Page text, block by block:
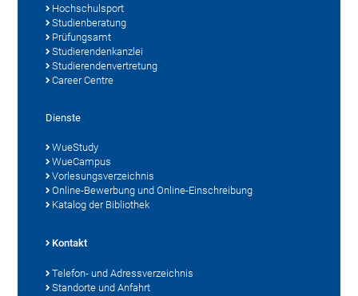
Hochschulsport
Studienberatung
Prüfungsamt
Studierendenkanzlei
Studierendenvertretung
Career Centre
Dienste
WueStudy
WueCampus
Vorlesungsverzeichnis
Online-Bewerbung und Online-Einschreibung
Katalog der Bibliothek
Kontakt
Telefon- und Adressverzeichnis
Standorte und Anfahrt